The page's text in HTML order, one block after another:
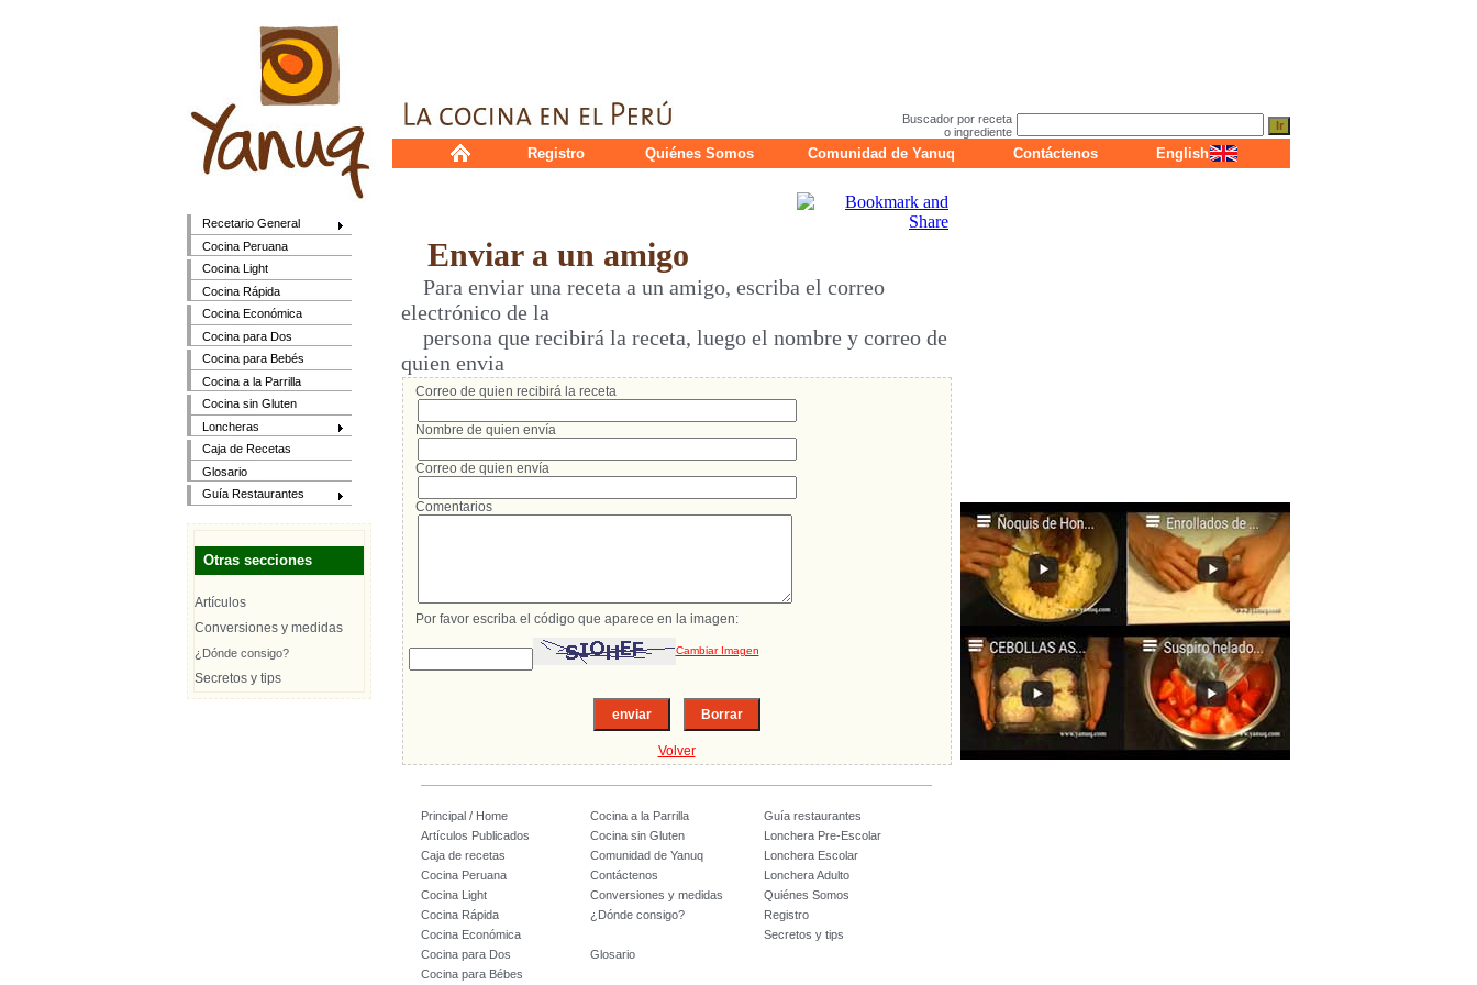
Recetario General
Cocina Peruana
Cocina Light
Cocina Rápida
Cocina Económica
Cocina para Dos
Cocina para Bebés
Cocina a la Parrilla
Cocina sin Gluten
Loncheras
Caja de Recetas
Glosario
Guía Restaurantes
Otras secciones
Artículos
Conversiones y medidas
¿Dónde consigo?
Secretos y tips
Buscador por receta
o ingrediente
Registro Quiénes Somos Comunidad de Yanuq Contáctenos English
Enviar a un amigo
Para enviar una receta a un amigo, escriba el correo
electrónico de la
persona que recibirá la receta, luego el nombre y correo de
quien envia
Correo de quien recibirá la receta
Nombre de quien envía
Correo de quien envía
Comentarios
Por favor escriba el código que aparece en la imagen:
Cambiar Imagen
Volver
Principal / Home Cocina a la Parrilla
Guía restaurantes
Artículos Publicados
Cocina sin Gluten
Lonchera Pre-Escolar
Caja de recetas
Comunidad de Yanuq
Lonchera Escolar
Cocina Peruana
Contáctenos
Lonchera Adulto
Cocina Light
Conversiones y medidas
Quiénes Somos
Cocina Rápida
¿Dónde consigo?
Registro
Cocina Económica
Secretos y tips
Cocina para Dos
Glosario
Cocina para Bébes